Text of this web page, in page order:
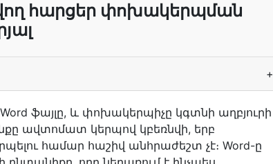
հարցեր փոխակերպման
+
ֆայլը, և փոխակերպիչը կգտնի աղբյուրի
ավտոմատ կերպով կբեռնվի, երբ
համար հաշիվ անհրաժեշտ չէ։ Word-ը